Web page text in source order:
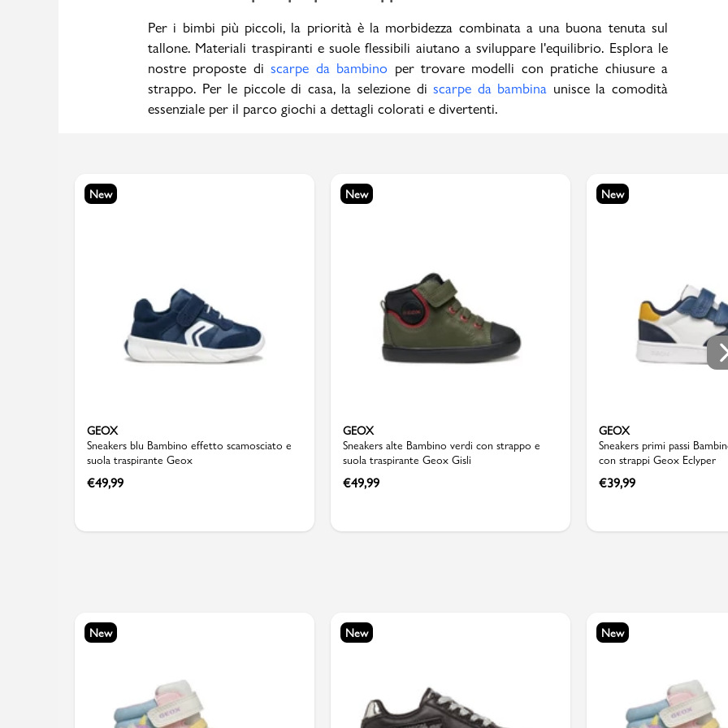
Per i bimbi più piccoli, la priorità è la morbidezza combinata a una buona tenuta sul
tallone. Materiali traspiranti e suole flessibili aiutano a sviluppare l'equilibrio. Esplora le
nostre proposte discarpe da bambino per trovare modelli con pratiche chiusure a
strappo. Per le piccole di casa, la selezione discarpe da bambina unisce la comodità
essenziale per il parco giochi a dettagli colorati e divertenti.
New
GEOX
Sneakers blu Bambino effetto scamosciato e
suola traspirante Geox
€49,99
New
GEOX
Sneakers alte Bambino verdi con strappo e
suola traspirante Geox Gisli
€49,99
New
GEOX
Sneakers primi passi
con strappi Geox Eclyper
€39,99
New New New